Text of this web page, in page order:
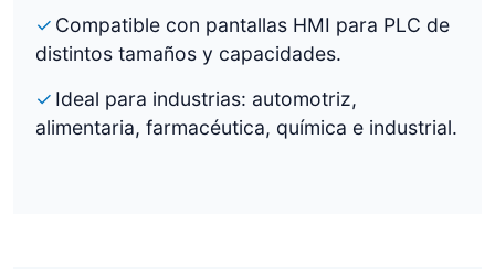
Compatible con pantallas HMI para PLC de
distintos tamaños y capacidades.
Ideal para industrias: automotriz,
alimentaria, farmacéutica, química e industrial.